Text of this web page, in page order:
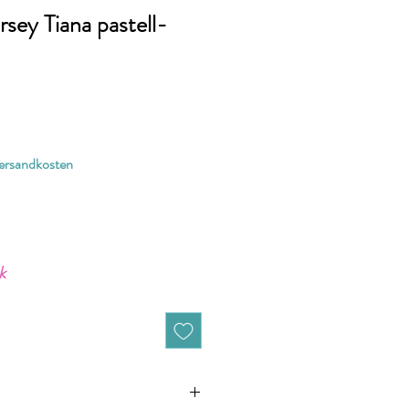
Tiana pastell-